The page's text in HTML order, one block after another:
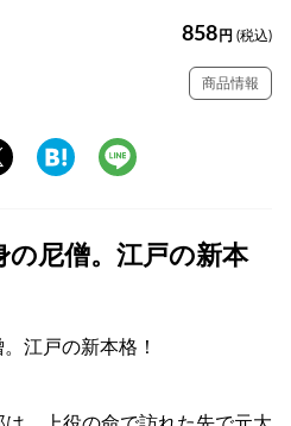
858 円 (税込)
商品情報
の尼僧。江戸の新本
江戸の新本格！